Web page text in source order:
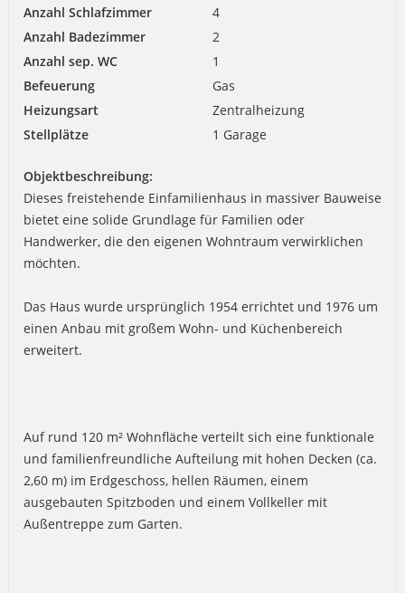
Anzahl Schlafzimmer
4
Anzahl Badezimmer
2
Anzahl sep. WC
1
Befeuerung
Gas
Heizungsart
Zentralheizung
Stellplätze
1 Garage
Objektbeschreibung:
Dieses freistehende Einfamilienhaus in massiver Bauweise
bietet eine solide Grundlage für Familien oder
Handwerker, die den eigenen Wohntraum verwirklichen
möchten.
Das Haus wurde ursprünglich 1954 errichtet und 1976 um
einen Anbau mit großem Wohn- und Küchenbereich
erweitert.
Auf rund 120 m² Wohnfläche verteilt sich eine funktionale
und familienfreundliche Aufteilung mit hohen Decken (ca.
2,60 m) im Erdgeschoss, hellen Räumen, einem
ausgebauten Spitzboden und einem Vollkeller mit
Außentreppe zum Garten.